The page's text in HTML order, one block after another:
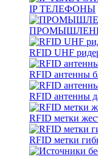
IP ТЕЛЕФОНЫ
RFID UHF
RFID антенны
RFID антенны
RFID метки
RFID метки